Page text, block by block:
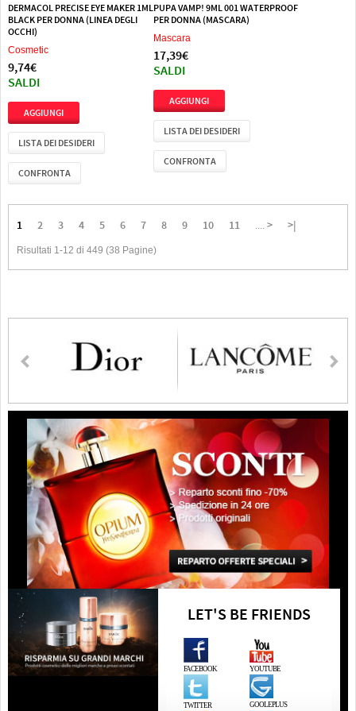
DERMACOL PRECISE EYE MAKER 1ML
BLACK PER DONNA (LINEA DEGLI
OCCHI)
Cosmetic
9,74€
SALDI
LISTA DEI DESIDERI
CONFRONTA
PUPA VAMP! 9ML 001 WATERPROOF
PER DONNA (MASCARA)
Mascara
17,39€
SALDI
LISTA DEI DESIDERI
CONFRONTA
1 2 3 4 5 6 7 8 9 10 11 > >|
Risultati 1-12 di 449 (38 Pagine)
LET'S BE FRIENDS
FACEBOOK YOUTUBE
TWITTER GOOLEPLUS